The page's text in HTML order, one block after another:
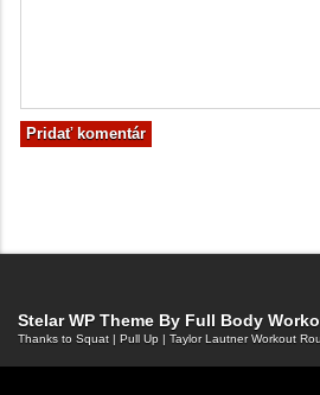
Stelar WP Theme By Full Body
Thanks to Squat | Pull Up | Taylor Lautner Workout